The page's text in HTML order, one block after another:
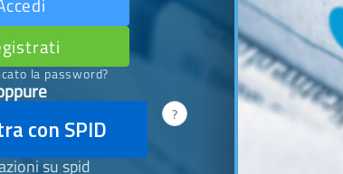
la password?
con SPID ?
su spid